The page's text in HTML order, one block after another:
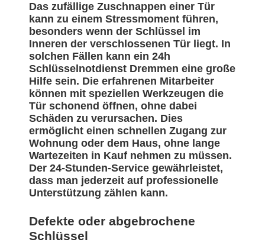
Das zufällige Zuschnappen einer Tür
kann zu einem Stressmoment führen,
besonders wenn der Schlüssel im
Inneren der verschlossenen Tür liegt. In
solchen Fällen kann ein 24h
Schlüsselnotdienst Dremmen eine große
Hilfe sein. Die erfahrenen Mitarbeiter
können mit speziellen Werkzeugen die
Tür schonend öffnen, ohne dabei
Schäden zu verursachen. Dies
ermöglicht einen schnellen Zugang zur
Wohnung oder dem Haus, ohne lange
Wartezeiten in Kauf nehmen zu müssen.
Der 24-Stunden-Service gewährleistet,
dass man jederzeit auf professionelle
Unterstützung zählen kann.
Defekte oder abgebrochene
Schlüssel